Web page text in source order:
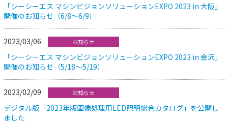
「シーシーエス マシンビジョンソリューションEXPO 2023 in 大阪」
開催のお知らせ（6/8～6/9）
2023/03/06 お知らせ
「シーシーエス マシンビジョンソリューションEXPO 2023 in 金沢」
開催のお知らせ（5/18～5/19）
2023/02/09 お知らせ
デジタル版「2023年版画像処理用LED照明総合カタログ」を公開し
ました